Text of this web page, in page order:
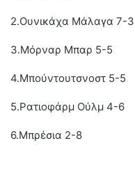
2.Ουνικάχα Μάλαγα 7-3
3.Μόρναρ Μπαρ 5-5
4.Μπούντουτσνοστ 5-5
5.Ρατιοφάρμ Ούλμ 4-6
6.Μπρέσια 2-8